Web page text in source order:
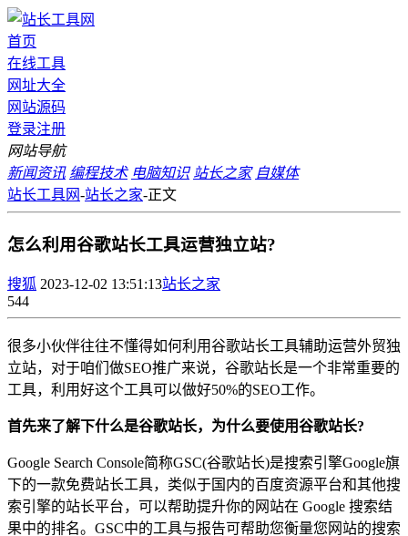
首页
在线工具
网址大全
网站源码
登录注册
网站导航
新闻资讯 编程技术 电脑知识 站长之家 自媒体
站长工具网-站长之家-正文
怎么利用谷歌站长工具运营独立站?
搜狐 2023-12-02 13:51:13站长之家
544
很多小伙伴往往不懂得如何利用谷歌站长工具辅助运营外贸独
立站，对于咱们做SEO推广来说，谷歌站长是一个非常重要的
工具，利用好这个工具可以做好50%的SEO工作。
首先来了解下什么是谷歌站长，为什么要使用谷歌站长?
Google Search Console简称GSC(谷歌站长)是搜索引擎Google旗
下的一款免费站长工具，类似于国内的百度资源平台和其他搜
索引擎的站长平台，可以帮助提升你的网站在 Google 搜索结
果中的排名。GSC中的工具与报告可帮助您衡量您网站的搜索